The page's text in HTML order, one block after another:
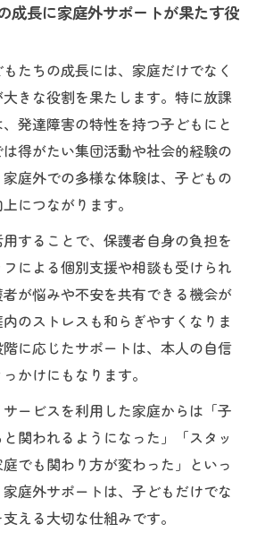
成長に家庭外サポートが果たす役
たちの成長には、家庭だけでなく
きな役割を果たします。特に放課
発達障害の特性を持つ子どもにと
得がたい集団活動や社会的経験の
庭外での多様な体験は、子どもの
につながります。
することで、保護者自身の負担を
による個別支援や相談も受けられ
が悩みや不安を共有できる機会が
のストレスも和らぎやすくなりま
に応じたサポートは、本人の自信
かけにもなります。
ービスを利用した家庭からは「子
関われるようになった」「スタッ
でも関わり方が変わった」といっ
庭外サポートは、子どもだけでな
える大切な仕組みです。